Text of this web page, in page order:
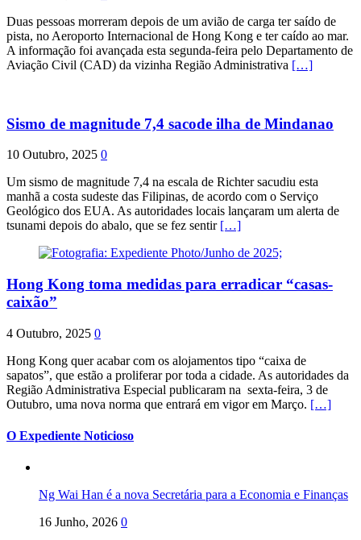
Duas pessoas morreram depois de um avião de carga ter saído de
pista, no Aeroporto Internacional de Hong Kong e ter caído ao mar.
A informação foi avançada esta segunda-feira pelo Departamento de
Aviação Civil (CAD) da vizinha Região Administrativa […]
Sismo de magnitude 7,4 sacode ilha de Mindanao
10 Outubro, 2025 0
Um sismo de magnitude 7,4 na escala de Richter sacudiu esta
manhã a costa sudeste das Filipinas, de acordo com o Serviço
Geológico dos EUA. As autoridades locais lançaram um alerta de
tsunami depois do abalo, que se fez sentir […]
Hong Kong toma medidas para erradicar “casas-
caixão”
4 Outubro, 2025 0
Hong Kong quer acabar com os alojamentos tipo “caixa de
sapatos”, que estão a proliferar por toda a cidade. As autoridades da
Região Administrativa Especial publicaram na sexta-feira, 3 de
Outubro, uma nova norma que entrará em vigor em Março. […]
O Expediente Noticioso
Ng Wai Han é a nova Secretária para a Economia e Finanças
16 Junho, 2026 0